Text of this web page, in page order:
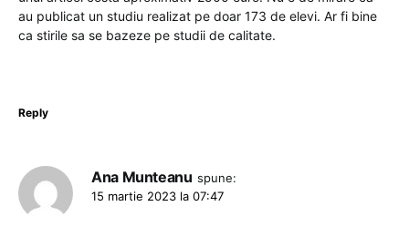
au publicat un studiu realizat pe doar 173 de elevi. Ar fi bine
ca stirile sa se bazeze pe studii de calitate.
Reply
Ana Munteanu spune:
15 martie 2023 la 07:47